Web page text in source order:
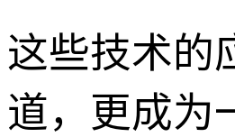
这些技术的
道，更成为